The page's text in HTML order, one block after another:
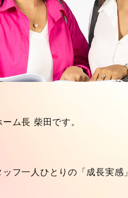
ム長 柴田です。
フ一人ひとりの「成長実感